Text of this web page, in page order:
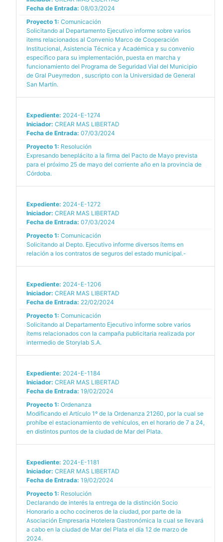
Fecha de Entrada: 08/03/2024
Proyecto 1: Comunicación
Solicitando al Departamento Ejecutivo informe sobre varios
items relacionados al Convenio Marco de Cooperación
Institucional, Asistencia Técnica y Académica y su convenio
especifico para su implementación, puesta en marcha y
funcionamiento del Programa de Seguridad Vial del Municipio
de Gral Pueyrredon , suscripto con la Universidad de General
San Martín.
Expediente: 2024-E-1274
Iniciador: CREAR MAS LIBERTAD
Fecha de Entrada: 07/03/2024
Proyecto 1: Resolución
Expresando beneplácito a la firma del Pacto de Mayo prevista
para el próximo 25 de mayo del corriente año en la provincia de
Córdoba.
Expediente: 2024-E-1272
Iniciador: CREAR MAS LIBERTAD
Fecha de Entrada: 07/03/2024
Proyecto 1: Comunicación
Solicitando al Depto. Ejecutivo informe diversos ítems en
relación a los contratos de seguros del estado municipal.-
Expediente: 2024-E-1206
Iniciador: CREAR MAS LIBERTAD
Fecha de Entrada: 22/02/2024
Proyecto 1: Comunicación
Solicitando al Departamento Ejecutivo informe sobre varios
ítems relacionados con la campaña publicitaria realizada por
intermedio de Storylab S.A.
Expediente: 2024-E-1184
Iniciador: CREAR MAS LIBERTAD
Fecha de Entrada: 19/02/2024
Proyecto 1: Ordenanza
Modificando el Artículo 1º de la Ordenanza 21260, por la cual se
prohíbe el estacionamiento de vehículos, en el horario de 7 a 24,
en distintos puntos de la ciudad de Mar del Plata.
Expediente: 2024-E-1181
Iniciador: CREAR MAS LIBERTAD
Fecha de Entrada: 19/02/2024
Proyecto 1: Resolución
Declarando de interés la entrega de la distinción Socio
Honorario a ocho cocineros de la ciudad, por parte de la
Asociación Empresaria Hotelera Gastronómica la cual se llevará
a cabo en la ciudad de Mar del Plata el día 12 de marzo de
2024.